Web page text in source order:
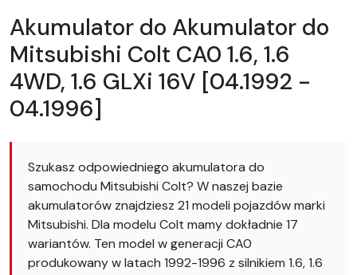
Akumulator do Akumulator do
Mitsubishi Colt CA0 1.6, 1.6
4WD, 1.6 GLXi 16V [04.1992 -
04.1996]
Szukasz odpowiedniego akumulatora do
samochodu Mitsubishi Colt? W naszej bazie
akumulatorów znajdziesz 21 modeli pojazdów marki
Mitsubishi. Dla modelu Colt mamy dokładnie 17
wariantów. Ten model w generacji CA0
produkowany w latach 1992-1996 z silnikiem 1.6, 1.6